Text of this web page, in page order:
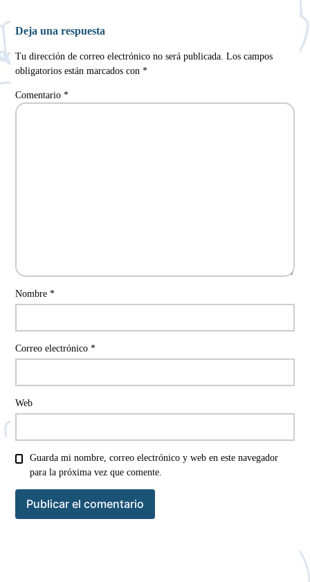
Deja una respuesta
Tu dirección de correo electrónico no será publicada. Los campos
obligatorios están marcados con*
Comentario*
Nombre*
Correo electrónico*
Web
Guarda mi nombre, correo electrónico y web en este navegador
para la próxima vez que comente.